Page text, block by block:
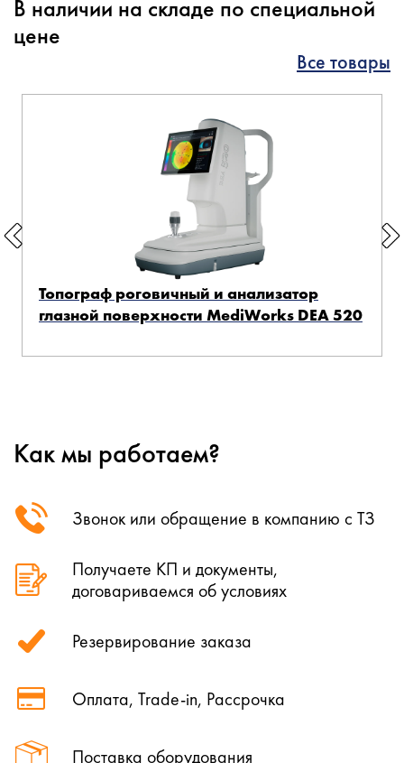
В наличии на складе по специальной
цене
Все товары
Топограф роговичный и анализатор
глазной поверхности MediWorks DEA 520
Как мы работаем?
Звонок или обращение в компанию с ТЗ
Поставка оборудования
Получаете КП и документы,
договариваемся об условиях
Резервирование заказа
Оплата, Trade-in, Рассрочка